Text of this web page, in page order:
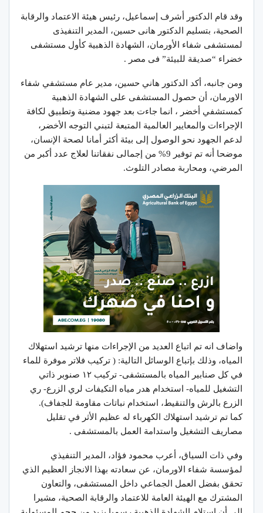
وقد قام الدكتور أشرف إسماعيل، رئيس هيئة الاعتماد والرقابة
الصحية، بتسليم الدكتور هانى حسين، المدير التنفيذى
لمستشفى شفاء الأورمان، الشهادة الذهبية كأول مستشفى
خضراء “صديقة للبيئة” فى مصر .
ومن جانبه، أكد الدكتور هاني حسين، مدير عام مستشفي شفاء
الاورمان، أن حصول المستشفى على الشهادة الذهبية
كمستشفي أخضر ، انما جاءت بعد جهود مضنية وتطبيق لكافة
الإجراءات والمعايير العالمية المتبعة لتبني التوجه الأخضر،
لدعم الجهود نحو الوصول إلى بيئة أكثر أمانا لصحة الإنسان،
موضحا أنه تم توفير 9% من إجمالى نفقاتنا لعلاج عدد أكبر من
المرضي، ومحاربة مصادر التلوث.
واضاف انه تم اتباع العديد من الإجراءات منها ترشيد استهلاك
المياه، وذلك بإتباع الوسائل التالية: ( تركيب فلاتر موفرة للماء
في كل صنابير المياه بالمستشفى- تركيب ١٢ صنوبر ذاتي
التشغيل للمياه- استخدام هدر مياه التكيفات لري الزرع- ري
الزرع بالرش والتنقيط، استخدام نباتات مقاومة للجفاف).
كما تم ترشيد استهلاك الكهرباء له عظيم الأثر في تقليل
مصاريف التشغيل واستدامة العمل بالمستشفى .
وفي ذات السياق، أعرب محمود فؤاد، المدير التنفيذي
لمؤسسة شفاء الاورمان، عن سعادته بهذا الانجاز العظيم الذي
تحقق بفضل العمل الجماعي داخل المستشفى، والتعاون
المشترك مع الهيئة العامة للاعتماد والرقابة الصحية، مشيرا